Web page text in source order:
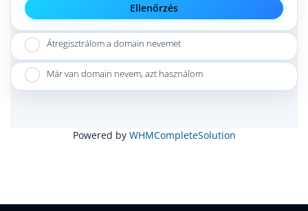
Ellenőrzés
Átregisztrálom a domain nevemet
Már van domain nevem, azt használom
Powered by WHMCompleteSolution